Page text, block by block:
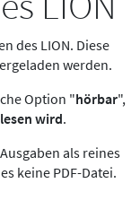
des LION. Diese
werden.
Option "hörbar",
wird.
als reines
keine PDF-Datei.